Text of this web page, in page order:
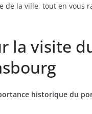
de la ville, tout en vous
la visite
historique du